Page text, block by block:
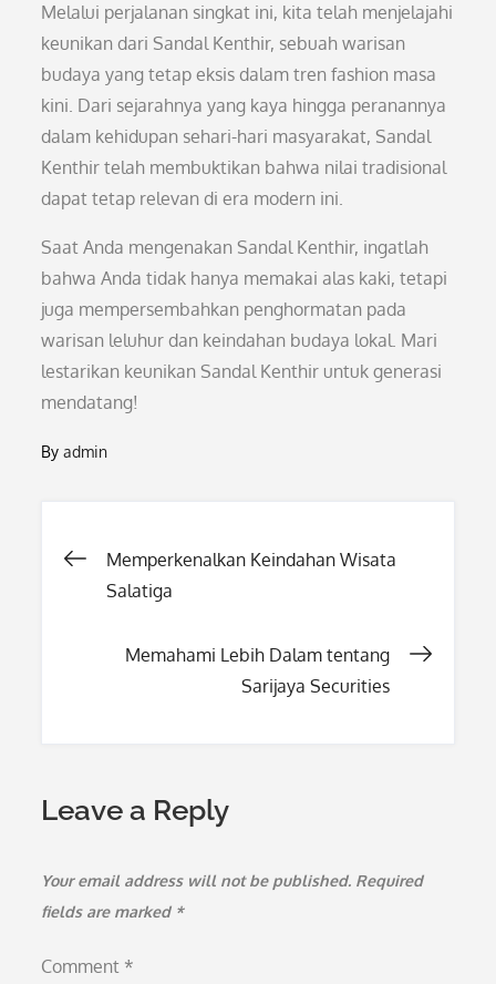
Melalui perjalanan singkat ini, kita telah menjelajahi
keunikan dari Sandal Kenthir, sebuah warisan
budaya yang tetap eksis dalam tren fashion masa
kini. Dari sejarahnya yang kaya hingga peranannya
dalam kehidupan sehari-hari masyarakat, Sandal
Kenthir telah membuktikan bahwa nilai tradisional
dapat tetap relevan di era modern ini.
Saat Anda mengenakan Sandal Kenthir, ingatlah
bahwa Anda tidak hanya memakai alas kaki, tetapi
juga mempersembahkan penghormatan pada
warisan leluhur dan keindahan budaya lokal. Mari
lestarikan keunikan Sandal Kenthir untuk generasi
mendatang!
Byadmin
Post
Memperkenalkan Keindahan Wisata
Salatiga
Memahami Lebih Dalam tentang
Sarijaya Securities
Leave a Reply
Your email address will not be published. Required
fields are marked *
Comment *